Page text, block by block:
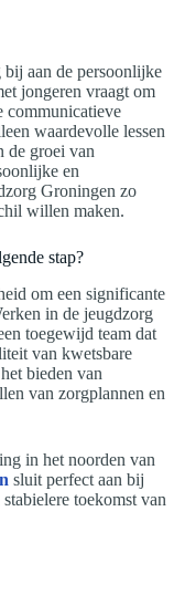
aan de persoonlijke
jongeren vraagt om
communicatieve
waardevolle lessen
de groei van
en
Groningen zo
willen maken.
stap?
om een significante
in de jeugdzorg
toegewijd team dat
van kwetsbare
bieden van
van zorgplannen en
in het noorden van
sluit perfect aan bij
toekomst van